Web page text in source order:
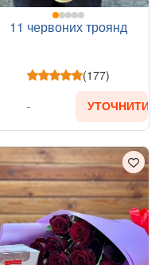
11 червоних троянд
(177)
УТОЧНИТИ